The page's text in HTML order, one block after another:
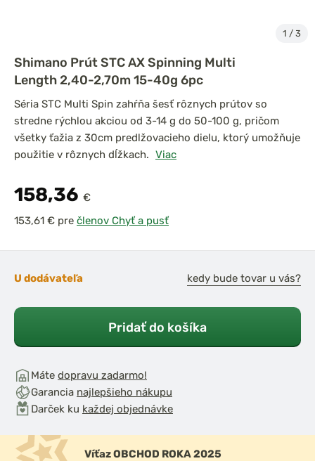
1 / 3
Shimano Prút STC AX Spinning Multi
Length 2,40-2,70m 15-40g 6pc
Séria STC Multi Spin zahŕňa šesť rôznych prútov so
stredne rýchlou akciou od 3-14 g do 50-100 g, pričom
všetky ťažia z 30cm predlžovacieho dielu, ktorý umožňuje
použitie v rôznych dĺžkach. Viac
158,36 €
pre členov Chyť a pusť
U dodávateľa kedy bude tovar u vás?
Pridať do košíka
Máte dopravu zadarmo!
Garancia najlepšieho nákupu
Darček ku každej objednávke
Víťaz OBCHOD ROKA 2025